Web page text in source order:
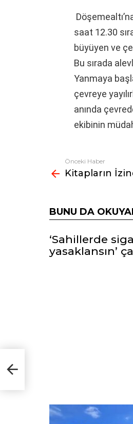
saat 12.30
büyüyen ve
Bu sırada
Yanmaya
çevreye
anında
ekibinin
Fazlasına
bak
Önceki Haber
Kitapların
BUNU DA
‘Sahillerde
yasaklansın’